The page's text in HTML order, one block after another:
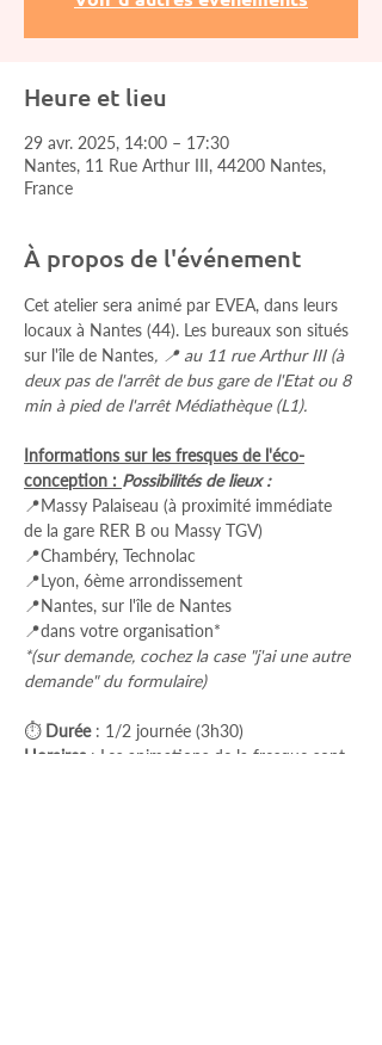
Heure et lieu
29 avr. 2025, 14:00 – 17:30
Nantes, 11 Rue Arthur III, 44200 Nantes,
France
À propos de l'événement
Cet atelier sera animé par EVEA, dans leurs
locaux à Nantes (44). Les bureaux son situés
sur l'île de Nantes, 📍 au 11 rue Arthur III (à
deux pas de l'arrêt de bus gare de l'Etat ou 8
min à pied de l'arrêt Médiathèque (L1).
Informations sur les fresques de l'éco-
conception : Possibilités de lieux :
📍Massy Palaiseau (à proximité immédiate
de la gare RER B ou Massy TGV)
📍Chambéry, Technolac
📍Lyon, 6ème arrondissement
📍Nantes, sur l'île de Nantes
📍dans votre organisation*
*(sur demande, cochez la case "j'ai une autre
demande" du formulaire)
⏱ Durée : 1/2 journée (3h30)
Horaires : Les animations de la fresque sont